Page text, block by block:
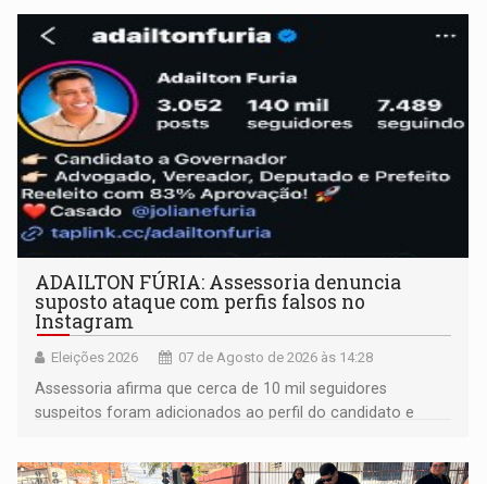
ADAILTON FÚRIA: Assessoria denuncia
suposto ataque com perfis falsos no
Instagram
Eleições 2026 07 de Agosto de 2026 às 14:28
Assessoria afirma que cerca de 10 mil seguidores
suspeitos foram adicionados ao perfil do candidato e
remover as contas